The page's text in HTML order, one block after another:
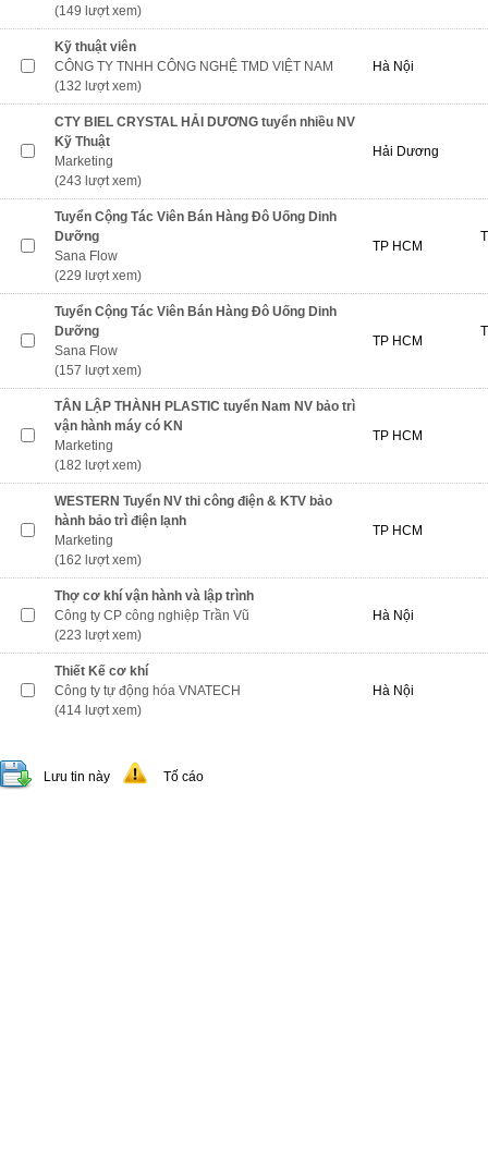
(149 lượt xem)
Kỹ thuật viên
CÔNG TY TNHH CÔNG NGHỆ TMD VIỆT NAM
(132 lượt xem)
Hà Nội
CTY BIEL CRYSTAL HẢI DƯƠNG tuyển nhiều NV
Kỹ Thuật
Marketing
(243 lượt xem)
Hải Dương
Tuyển Cộng Tác Viên Bán Hàng Đô Uống Dinh
Dưỡng
Sana Flow
(229 lượt xem)
TP HCM
Tuyển Cộng Tác Viên Bán Hàng Đô Uống Dinh
Dưỡng
Sana Flow
(157 lượt xem)
TP HCM
TÂN LẬP THÀNH PLASTIC tuyển Nam NV bảo trì
vận hành máy có KN
Marketing
(182 lượt xem)
TP HCM
WESTERN Tuyển NV thi công điện & KTV bảo
hành bảo trì điện lạnh
Marketing
(162 lượt xem)
TP HCM
Thợ cơ khí vận hành và lập trình
Công ty CP công nghiệp Trần Vũ
(223 lượt xem)
Hà Nội
Thiết Kế cơ khí
Công ty tự động hóa VNATECH
(414 lượt xem)
Hà Nội
Lưu tin này Tố cáo